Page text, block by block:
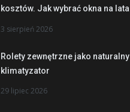
kosztów. Jak wybrać okna na lata
3 sierpień 2026
Rolety zewnętrzne jako naturalny
klimatyzator
29 lipiec 2026